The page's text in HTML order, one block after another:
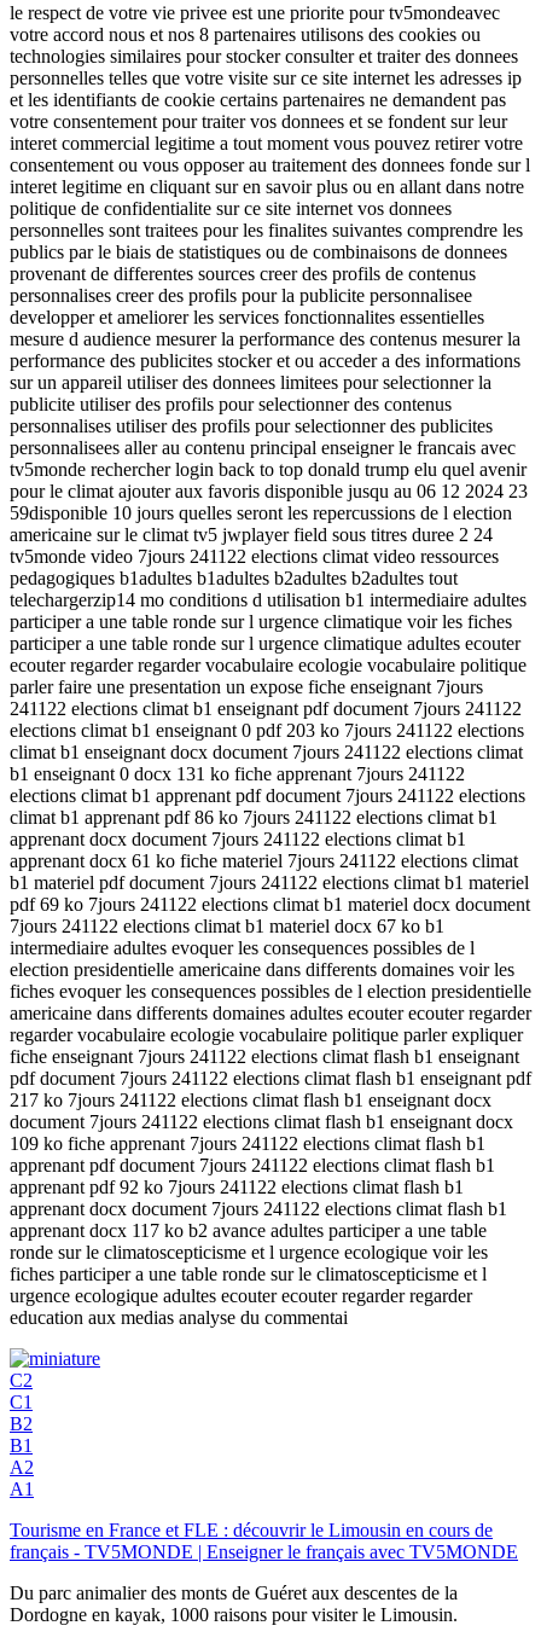
le respect de votre vie privee est une priorite pour tv5mondeavec
votre accord nous et nos 8 partenaires utilisons des cookies ou
technologies similaires pour stocker consulter et traiter des donnees
personnelles telles que votre visite sur ce site internet les adresses ip
et les identifiants de cookie certains partenaires ne demandent pas
votre consentement pour traiter vos donnees et se fondent sur leur
interet commercial legitime a tout moment vous pouvez retirer votre
consentement ou vous opposer au traitement des donnees fonde sur l
interet legitime en cliquant sur en savoir plus ou en allant dans notre
politique de confidentialite sur ce site internet vos donnees
personnelles sont traitees pour les finalites suivantes comprendre les
publics par le biais de statistiques ou de combinaisons de donnees
provenant de differentes sources creer des profils de contenus
personnalises creer des profils pour la publicite personnalisee
developper et ameliorer les services fonctionnalites essentielles
mesure d audience mesurer la performance des contenus mesurer la
performance des publicites stocker et ou acceder a des informations
sur un appareil utiliser des donnees limitees pour selectionner la
publicite utiliser des profils pour selectionner des contenus
personnalises utiliser des profils pour selectionner des publicites
personnalisees aller au contenu principal enseigner le francais avec
tv5monde rechercher login back to top donald trump elu quel avenir
pour le climat ajouter aux favoris disponible jusqu au 06 12 2024 23
59disponible 10 jours quelles seront les repercussions de l election
americaine sur le climat tv5 jwplayer field sous titres duree 2 24
tv5monde video 7jours 241122 elections climat video ressources
pedagogiques b1adultes b1adultes b2adultes b2adultes tout
telechargerzip14 mo conditions d utilisation b1 intermediaire adultes
participer a une table ronde sur l urgence climatique voir les fiches
participer a une table ronde sur l urgence climatique adultes ecouter
ecouter regarder regarder vocabulaire ecologie vocabulaire politique
parler faire une presentation un expose fiche enseignant 7jours
241122 elections climat b1 enseignant pdf document 7jours 241122
elections climat b1 enseignant 0 pdf 203 ko 7jours 241122 elections
climat b1 enseignant docx document 7jours 241122 elections climat
b1 enseignant 0 docx 131 ko fiche apprenant 7jours 241122
elections climat b1 apprenant pdf document 7jours 241122 elections
climat b1 apprenant pdf 86 ko 7jours 241122 elections climat b1
apprenant docx document 7jours 241122 elections climat b1
apprenant docx 61 ko fiche materiel 7jours 241122 elections climat
b1 materiel pdf document 7jours 241122 elections climat b1 materiel
pdf 69 ko 7jours 241122 elections climat b1 materiel docx document
7jours 241122 elections climat b1 materiel docx 67 ko b1
intermediaire adultes evoquer les consequences possibles de l
election presidentielle americaine dans differents domaines voir les
fiches evoquer les consequences possibles de l election presidentielle
americaine dans differents domaines adultes ecouter ecouter regarder
regarder vocabulaire ecologie vocabulaire politique parler expliquer
fiche enseignant 7jours 241122 elections climat flash b1 enseignant
pdf document 7jours 241122 elections climat flash b1 enseignant pdf
217 ko 7jours 241122 elections climat flash b1 enseignant docx
document 7jours 241122 elections climat flash b1 enseignant docx
109 ko fiche apprenant 7jours 241122 elections climat flash b1
apprenant pdf document 7jours 241122 elections climat flash b1
apprenant pdf 92 ko 7jours 241122 elections climat flash b1
apprenant docx document 7jours 241122 elections climat flash b1
apprenant docx 117 ko b2 avance adultes participer a une table
ronde sur le climatoscepticisme et l urgence ecologique voir les
fiches participer a une table ronde sur le climatoscepticisme et l
urgence ecologique adultes ecouter ecouter regarder regarder
education aux medias analyse du commentai
C2
C1
B2
B1
A2
A1
Tourisme en France et FLE : découvrir le Limousin en cours de
français - TV5MONDE | Enseigner le français avec TV5MONDE
Du parc animalier des monts de Guéret aux descentes de la
Dordogne en kayak, 1000 raisons pour visiter le Limousin.